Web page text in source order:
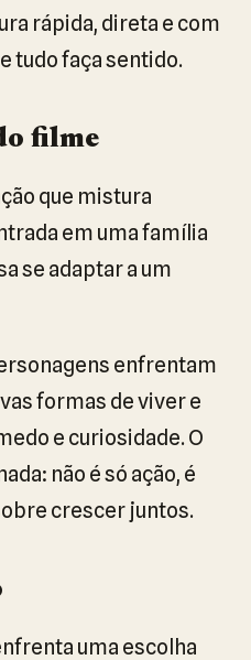
rápida, direta e com
tudo faça sentido.
filme
que mistura
em uma família
se adaptar a um
enfrentam
formas de viver e
e curiosidade. O
não é só ação, é
crescer juntos.
uma escolha